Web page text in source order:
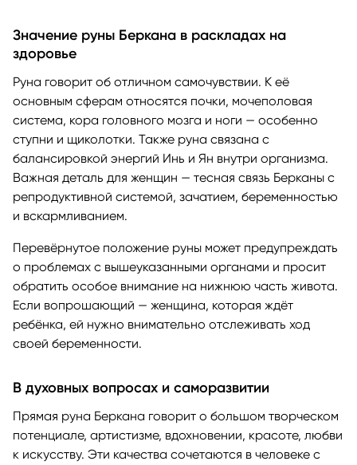
Значение руны Беркана в раскладах на
здоровье
Руна говорит об отличном самочувствии. К её
основным сферам относятся почки, мочеполовая
система, кора головного мозга и ноги — особенно
ступни и щиколотки. Также руна связана с
балансировкой энергий Инь и Ян внутри организма.
Важная деталь для женщин — тесная связь Берканы с
репродуктивной системой, зачатием, беременностью
и вскармливанием.
Перевёрнутое положение руны может предупреждать
о проблемах с вышеуказанными органами и просит
обратить особое внимание на нижнюю часть живота.
Если вопрошающий — женщина, которая ждёт
ребёнка, ей нужно внимательно отслеживать ход
своей беременности.
В духовных вопросах и саморазвитии
Прямая руна Беркана говорит о большом творческом
потенциале, артистизме, вдохновении, красоте, любви
к искусству. Эти качества сочетаются в человеке с